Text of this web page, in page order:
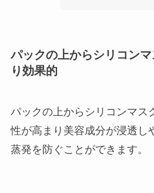
パックの上からシリコン
り効果的
パックの上からシリコンマス
性が高まり美容成分が浸透し
蒸発を防ぐことができます。